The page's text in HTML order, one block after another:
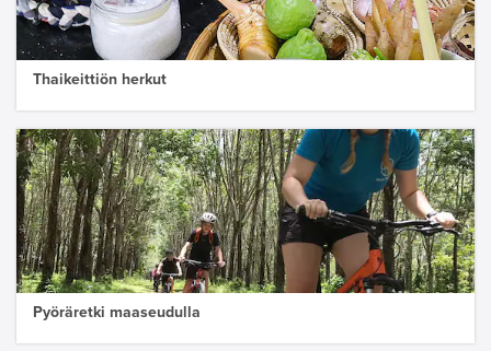
Thaikeittiön herkut
Pyöräretki maaseudulla